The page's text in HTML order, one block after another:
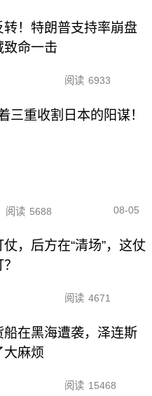
转！特朗普支持率崩盘
致命一击
阅读 6933
三重收割日本的阳谋！
阅读 5688 08-05
，后方在“清场”，这仗
阅读 4671
船在黑海遭袭，泽连斯
大麻烦
阅读 15468